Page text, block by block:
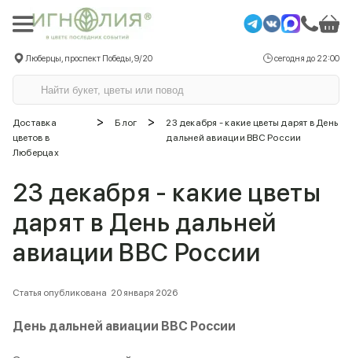
Люберцы, проспект Победы, 9/20 сегодня до 22:00
Доставка
цветов в
Люберцах
> Блог >
23 декабря - какие цветы дарят в День
дальней авиации ВВС России
23 декабря - какие цветы
дарят в День дальней
авиации ВВС России
Статья опубликована 20 января 2026
День дальней авиации ВВС России